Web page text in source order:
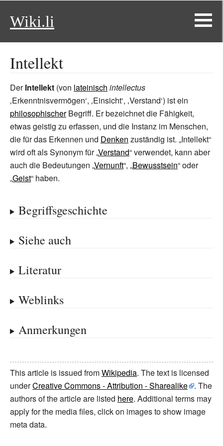
Wiki.li
Intellekt
DerIntellekt (von lateinisch intellectus
‚Erkenntnisvermögen‘, ‚Einsicht‘, ‚Verstand‘) ist ein
philosophischerBegriff. Er bezeichnet die Fähigkeit,
etwas geistig zu erfassen, und die Instanz im Menschen,
die für das Erkennen und Denken zuständig ist. „Intellekt“
wird oft als Synonym für „Verstand“ verwendet, kann aber
auch die Bedeutungen „Vernunft“, „Bewusstsein“ oder
„Geist“ haben.
Begriffsgeschichte
Siehe auch
Literatur
Weblinks
Anmerkungen
This article is issued fromWikipedia. The text is licensed
underCreative Commons - Attribution - Sharealike
. The
authors of the article are listed here. Additional terms may
apply for the media files, click on images to show image
meta data.